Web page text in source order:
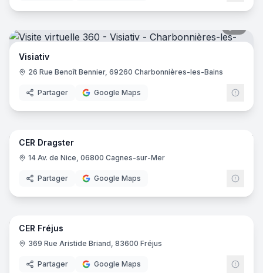
Visiativ
26 Rue Benoît Bennier, 69260 Charbonnières-les-Bains
Partager Google Maps
8
CER Dragster
14 Av. de Nice, 06800 Cagnes-sur-Mer
Partager Google Maps
10
CER Fréjus
369 Rue Aristide Briand, 83600 Fréjus
Partager Google Maps